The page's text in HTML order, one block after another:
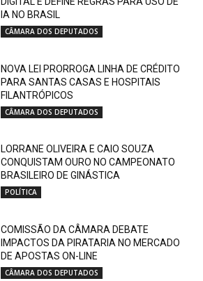
IA NO BRASIL
CÂMARA DOS DEPUTADOS
NOVA LEI PRORROGA LINHA DE CRÉDITO
PARA SANTAS CASAS E HOSPITAIS
FILANTRÓPICOS
CÂMARA DOS DEPUTADOS
LORRANE OLIVEIRA E CAIO SOUZA
CONQUISTAM OURO NO CAMPEONATO
BRASILEIRO DE GINÁSTICA
POLÍTICA
COMISSÃO DA CÂMARA DEBATE
IMPACTOS DA PIRATARIA NO MERCADO
DE APOSTAS ON-LINE
CÂMARA DOS DEPUTADOS